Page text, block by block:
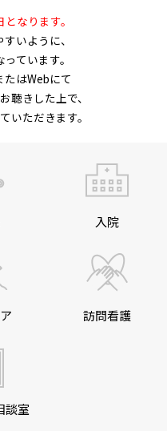
なります。
いように、
ています。
はWebにて
聴きした上で、
いただきます。
入院
訪問看護
談室